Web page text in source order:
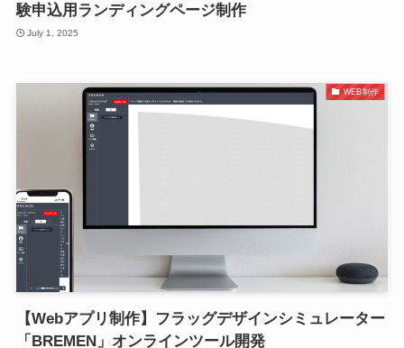
験申込用ランディングページ制作
July 1, 2025
WEB制作
【Webアプリ制作】フラッグデザインシミュレーター
「BREMEN」オンラインツール開発